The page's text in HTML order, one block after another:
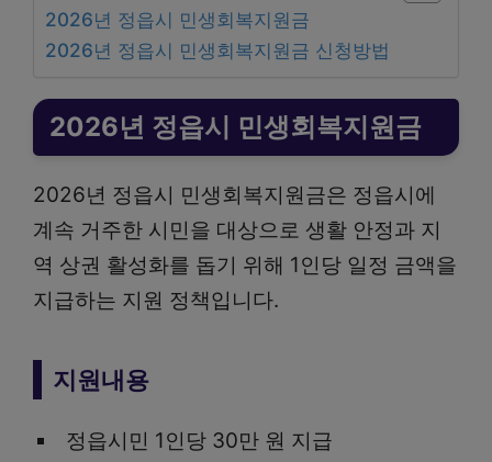
2026년 정읍시 민생회복지원금
2026년 정읍시 민생회복지원금 신청방법
2026년 정읍시 민생회복지원금
2026년 정읍시 민생회복지원금은 정읍시에
계속 거주한 시민을 대상으로 생활 안정과 지
역 상권 활성화를 돕기 위해 1인당 일정 금액을
지급하는 지원 정책입니다.
지원내용
정읍시민 1인당 30만 원 지급